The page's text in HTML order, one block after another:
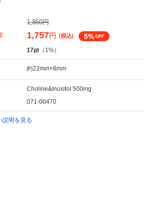
1,850円
1,757円 (税込)
17pt （1%）
約22mm×8mm
Choline&Inositol 500mg
071-00470
説明を見る